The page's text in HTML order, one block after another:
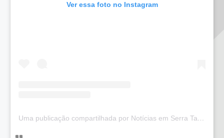
Ver essa foto no Instagram
Uma publicação compartilhada por Notícias em Serra Talhada (@bloglucianarego)